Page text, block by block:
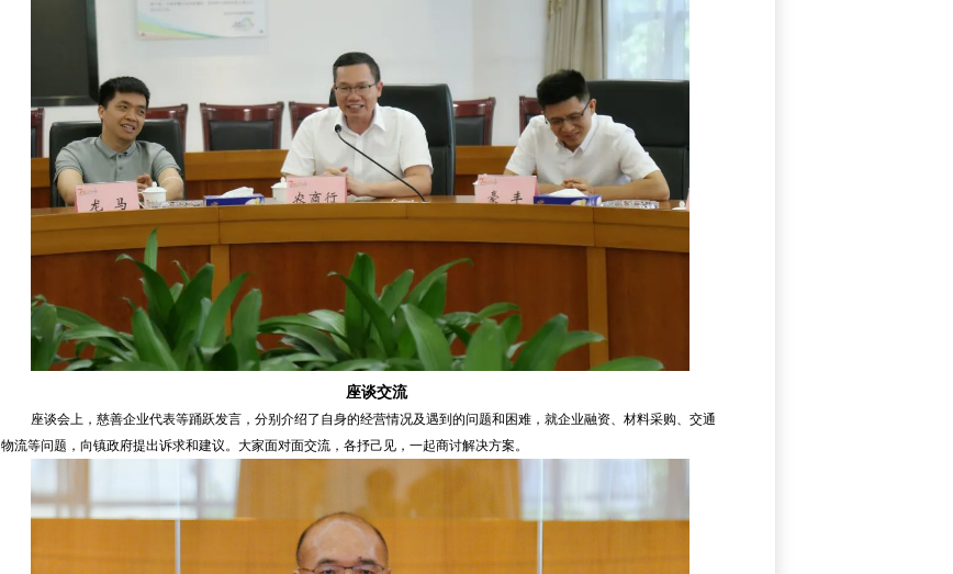
座谈交流
座谈会上，慈善企业代表等踊跃发言，分别介绍了自身的经营情况及遇到的问题和困难，就企业融资、材料采购、交通
物流等问题，向镇政府提出诉求和建议。大家面对面交流，各抒己见，一起商讨解决方案。